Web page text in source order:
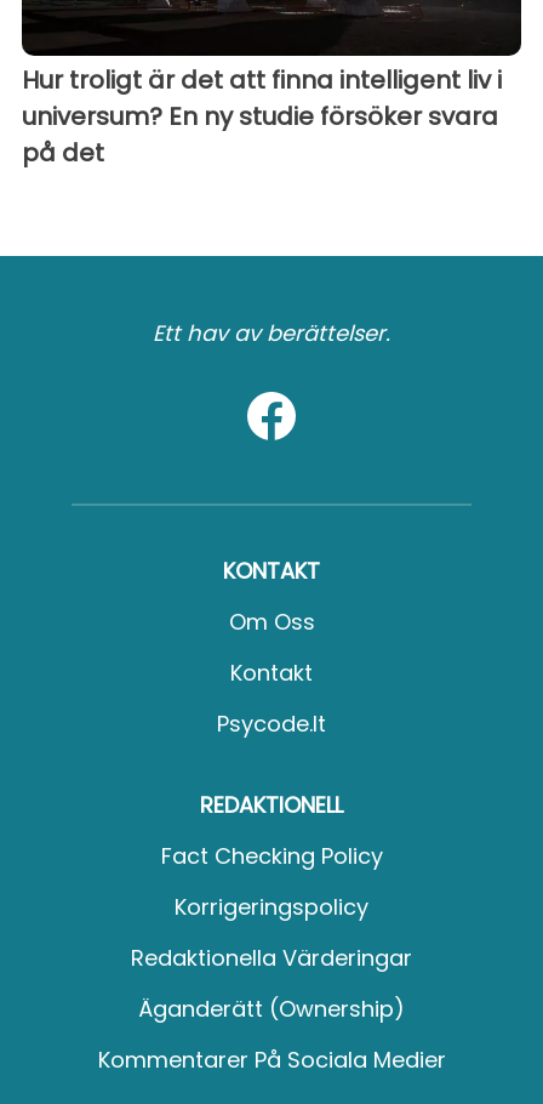
Hur troligt är det att finna intelligent liv i
universum? En ny studie försöker svara
på det
Ett hav av berättelser.
KONTAKT
Om Oss
Kontakt
Psycode.it
REDAKTIONELL
Fact Checking Policy
Korrigeringspolicy
Redaktionella Värderingar
Äganderätt (Ownership)
Kommentarer På Sociala Medier